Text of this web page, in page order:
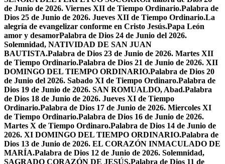
de Junio de 2026. Viernes XII de Tiempo Ordinario.Palabra de
Dios 25 de Junio de 2026. Jueves XII de Tiempo Ordinario.La
alegría de evangelizar conforme en Cristo Jesús.Papa León
amor y desamorPalabra de Dios 24 de Junio del 2026.
Solemnidad, NATIVIDAD DE SAN JUAN
BAUTISTA.Palabra de Dios 23 de Junio de 2026. Martes XII
de Tiempo Ordinario.Palabra de Dios 21 de Junio de 2026. XII
DOMINGO DEL TIEMPO ORDINARIO.Palabra de Dios 20
de Junio del 2026. Sabado XI de Tiempo Ordinaro.Palabra de
Dios 19 de Junio de 2026. SAN ROMUALDO, Abad.Palabra
de Dios 18 de Junio de 2026. Jueves XI de Tiempo
Ordinario.Palabra de Dios 17 de Junio de 2026. Miercoles XI
de Tiempo Ordinario.Palabra de Dios 16 de Junio de 2026.
Martes X de Tiempo Ordinaro.Palabra de Dios 14 de Junio de
2026. XI DOMINGO DEL TIEMPO ORDINARIO.Palabra de
Dios 13 de Junio de 2026. EL CORAZÓN INMACULADO DE
MARÍA.Palabra de Dios 12 de Junio de 2026. Solemnidad,
SAGRADO CORAZÓN DE JESÚS.Palabra de Dios 11 de